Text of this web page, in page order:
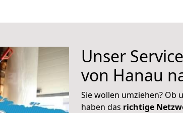
Unser
von Hanau
Sie wollen umziehen? Ob
haben das richtige